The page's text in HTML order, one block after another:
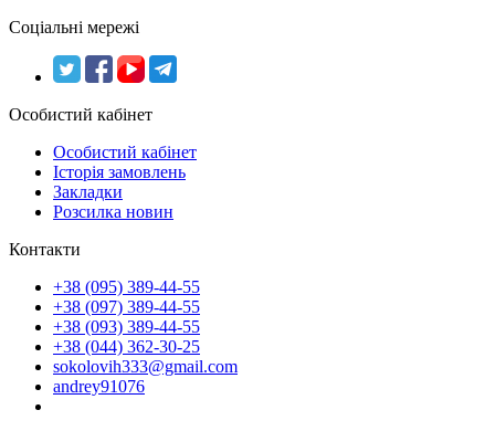
Соціальні мережі
Особистий кабінет
Особистий кабінет
Історія замовлень
Закладки
Розсилка новин
Контакти
+38 (095) 389-44-55
+38 (097) 389-44-55
+38 (093) 389-44-55
+38 (044) 362-30-25
sokolovih333@gmail.com
andrey91076